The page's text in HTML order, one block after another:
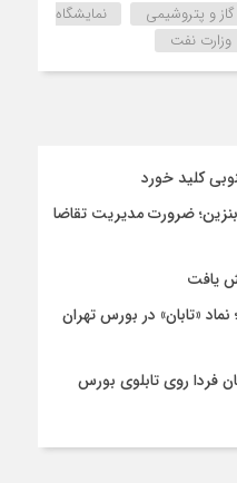
و پتروشیمی
نمایشگاه
وزارت نفت
کلید خورد
لیتری بنزین؛ ضرورت مدیریت تقاضا
یافت
«تابان» در بورس تهران
فردا روی تابلوی بورس